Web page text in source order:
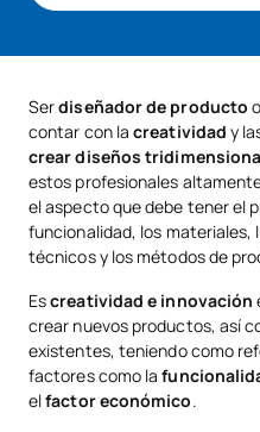
Serdiseñador de producto o
contar con lacreatividad y
crear diseños
estos profesionales
el aspecto que debe tener el
funcionalidad, los materiales,
técnicos y los métodos de
Escreatividad e innovación
crear nuevos productos, así
existentes, teniendo como
factores como la
elfactor económico.